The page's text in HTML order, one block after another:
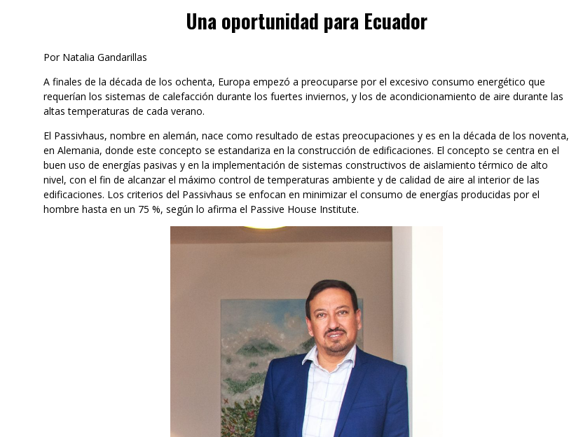
Una oportunidad para Ecuador
Por Natalia Gandarillas
A finales de la década de los ochenta, Europa empezó a preocuparse por el excesivo consumo energético que
requerían los sistemas de calefacción durante los fuertes inviernos, y los de acondicionamiento de aire durante las
altas temperaturas de cada verano.
El Passivhaus, nombre en alemán, nace como resultado de estas preocupaciones y es en la década de los noventa,
en Alemania, donde este concepto se estandariza en la construcción de edificaciones. El concepto se centra en el
buen uso de energías pasivas y en la implementación de sistemas constructivos de aislamiento térmico de alto
nivel, con el fin de alcanzar el máximo control de temperaturas ambiente y de calidad de aire al interior de las
edificaciones. Los criterios del Passivhaus se enfocan en minimizar el consumo de energías producidas por el
hombre hasta en un 75 %, según lo afirma el Passive House Institute.